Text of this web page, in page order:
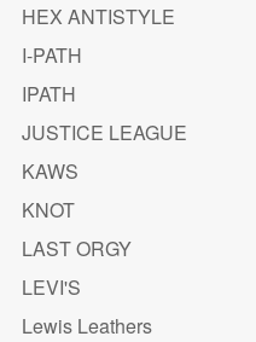
HEX ANTISTYLE
I-PATH
IPATH
JUSTICE LEAGUE
KAWS
KNOT
LAST ORGY
LEVI'S
Lewis Leathers